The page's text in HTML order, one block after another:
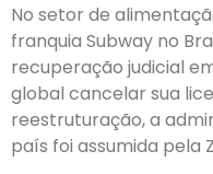
No setor de
franquia Subway no
recuperação judicial
global cancelar sua
reestruturação, a
país foi assumida pela